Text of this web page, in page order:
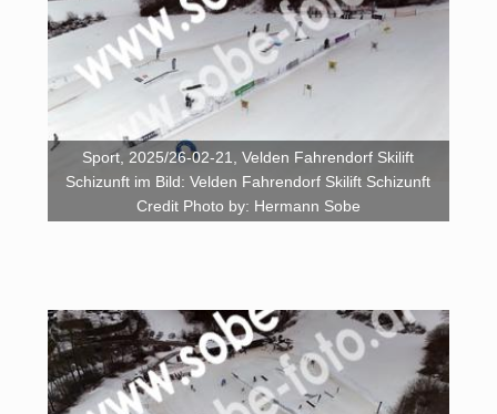
Sport, 2025/26-02-21, Velden Fahrendorf Skilift
Schizunft im Bild: Velden Fahrendorf Skilift Schizunft
Credit Photo by: Hermann Sobe